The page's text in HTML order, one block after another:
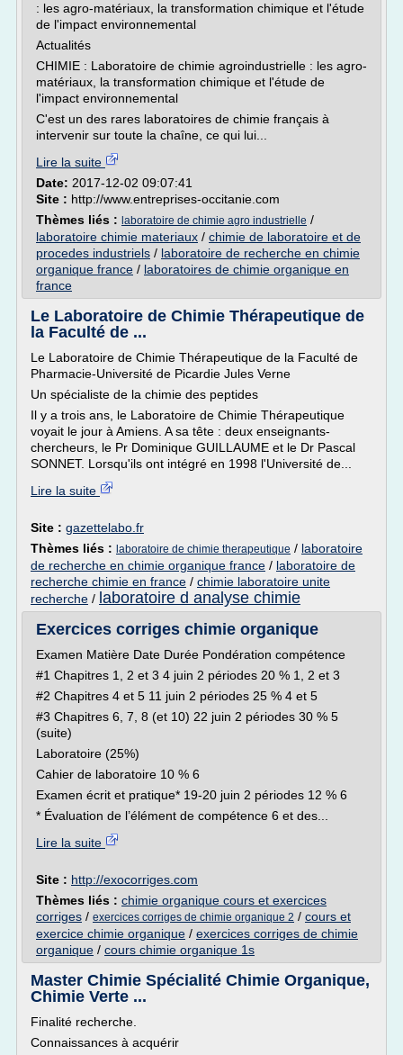
: les agro-matériaux, la transformation chimique et l'étude
de l'impact environnemental
Actualités
CHIMIE : Laboratoire de chimie agroindustrielle : les agro-
matériaux, la transformation chimique et l'étude de
l'impact environnemental
C'est un des rares laboratoires de chimie français à
intervenir sur toute la chaîne, ce qui lui...
Lire la suite
Date: 2017-12-02 09:07:41
Site : http://www.entreprises-occitanie.com
Thèmes liés : laboratoire de chimie agro industrielle /
laboratoire chimie materiaux / chimie de laboratoire et de
procedes industriels / laboratoire de recherche en chimie
organique france / laboratoires de chimie organique en
france
Le Laboratoire de Chimie Thérapeutique de
la Faculté de ...
Le Laboratoire de Chimie Thérapeutique de la Faculté de
Pharmacie-Université de Picardie Jules Verne
Un spécialiste de la chimie des peptides
Il y a trois ans, le Laboratoire de Chimie Thérapeutique
voyait le jour à Amiens. A sa tête : deux enseignants-
chercheurs, le Pr Dominique GUILLAUME et le Dr Pascal
SONNET. Lorsqu'ils ont intégré en 1998 l'Université de...
Lire la suite
Site : gazettelabo.fr
Thèmes liés : laboratoire de chimie therapeutique / laboratoire
de recherche en chimie organique france / laboratoire de
recherche chimie en france / chimie laboratoire unite
recherche / laboratoire d analyse chimie
Exercices corriges chimie organique
Examen Matière Date Durée Pondération compétence
#1 Chapitres 1, 2 et 3 4 juin 2 périodes 20 % 1, 2 et 3
#2 Chapitres 4 et 5 11 juin 2 périodes 25 % 4 et 5
#3 Chapitres 6, 7, 8 (et 10) 22 juin 2 périodes 30 % 5
(suite)
Laboratoire (25%)
Cahier de laboratoire 10 % 6
Examen écrit et pratique* 19-20 juin 2 périodes 12 % 6
* Évaluation de l’élément de compétence 6 et des...
Lire la suite
Site : http://exocorriges.com
Thèmes liés : chimie organique cours et exercices
corriges / exercices corriges de chimie organique 2 / cours et
exercice chimie organique / exercices corriges de chimie
organique / cours chimie organique 1s
Master Chimie Spécialité Chimie Organique,
Chimie Verte ...
Finalité recherche.
Connaissances à acquérir